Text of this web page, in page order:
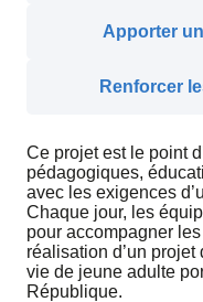
Apporter
Renforcer
Ce projet est le point
pédagogiques,
avec les exigences
Chaque jour, les
pour accompagner
réalisation d’un
vie de jeune adulte
République.